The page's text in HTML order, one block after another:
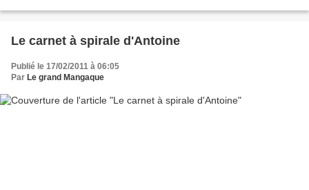
Le carnet à spirale d'Antoine
Publié le 17/02/2011 à 06:05
Par Le grand Mangaque